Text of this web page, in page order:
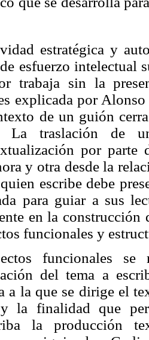
estratégica y
esfuerzo intelectual
trabaja sin la
explicada por
de un guión
La traslación de
por
y otra desde la
escribe debe
para guiar a sus
en la
funcionales y
funcionales
del tema a
a la que se dirige el
la finalidad que
la producción